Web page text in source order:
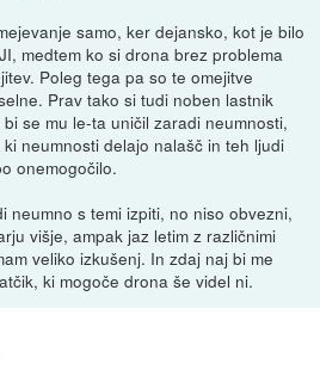
samo, ker dejansko, kot je bilo
medtem ko si drona brez problema
Poleg tega pa so te omejitve
Prav tako si tudi noben lastnik
se mu le-ta uničil zaradi neumnosti,
neumnosti delajo nalašč in teh ljudi
onemogočilo.
neumno s temi izpiti, no niso obvezni,
višje, ampak jaz letim z različnimi
veliko izkušenj. In zdaj naj bi me
ki mogoče drona še videl ni.